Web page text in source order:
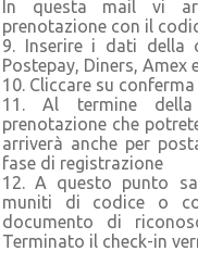
In questa mail vi
prenotazione con il
9. Inserire i dati della
Postepay, Diners, Amex
10. Cliccare su conferma
11. Al termine
prenotazione che
arriverà anche per
fase di registrazione
12. A questo punto
muniti di codice o
documento di
Terminato il check-in